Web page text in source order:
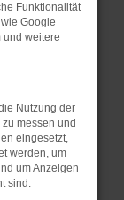
können:
deine
Funktionalität
Google
und weitere
Nutzung der
messen und
eingesetzt,
werden, um
um Anzeigen
sind.